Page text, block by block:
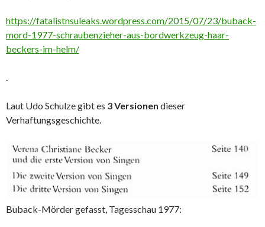
https://fatalistnsuleaks.wordpress.com/2015/07/23/buback-
mord-1977-schraubenzieher-aus-bordwerkzeug-haar-
beckers-im-helm/
.
Laut Udo Schulze gibt es 3 Versionen dieser
Verhaftungsgeschichte.
Buback-Mörder gefasst, Tagesschau 1977: